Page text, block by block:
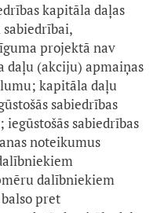
kapitāla daļas
projektā nav
daļu (akciju) apmaiņas
kapitāla daļu
sabiedrības
sabiedrības
noteikumus
dalībniekiem
pret